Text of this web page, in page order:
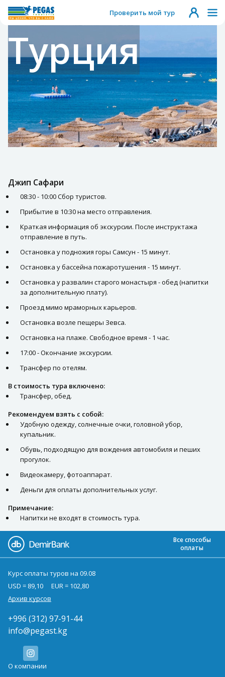
Проверить мой тур
Турция
Джип Сафари
08:30 - 10:00 Сбор туристов.
Прибытие в 10:30 на место отправления.
Краткая информация об экскурсии. После инструктажа
отправление в путь.
Остановка у подножия горы Самсун - 15 минут.
Остановка у бассейнa пожаротушения - 15 минут.
Остановка у развалин старого монастыря - обед (напитки
за дополнительную плату).
Проезд мимо мраморных карьеров.
Остановка возле пещеры Зевса.
Остановка на плаже. Свободное время - 1 час.
17:00 - Окончание экскурсии.
Трансфер по отелям.
В стоимость тура включено:
Трансфер, обед.
Рекомендуем взять с собой:
Удобную одежду, солнечные очки, головной убор,
купальник.
Обувь, подходящую для вождения автомобиля и пеших
прогулок.
Видеокамеру, фотоаппарат.
Деньги для оплаты дополнительных услуг.
Примечание:
Напитки не входят в стоимость тура.
Все способы
оплаты
Курс оплаты туров на 09.08
USD = 89,10
EUR = 102,80
Архив курсов
+996 (312) 97-91-44
info@pegast.kg
О компании